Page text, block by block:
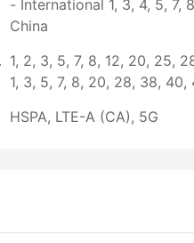
- International 1, 3, 4, 5, 7,
China
1, 2, 3, 5, 7, 8, 12, 20, 25,
1, 3, 5, 7, 8, 20, 28, 38, 40,
HSPA, LTE-A (CA), 5G